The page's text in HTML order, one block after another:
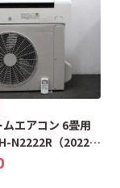
エアコン 6畳用
N2222R（2022年